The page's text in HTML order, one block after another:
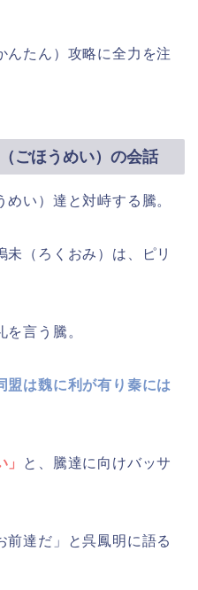
んたん）攻略に全力を注
ごほうめい）の会話
い）達と対峙する騰。
（ろくおみ）は、ピリ
言う騰。
盟は魏に利が有り秦には
と、騰達に向けバッサ
前達だ」と呉鳳明に語る